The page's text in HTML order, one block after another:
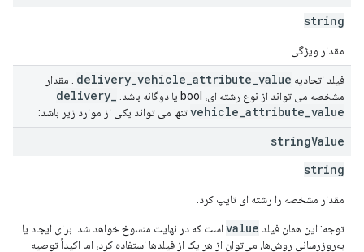
string
مقدار ویژگی
فیلد اتحادیه delivery vehicle attribute value
. مقدار
مشخصه می تواند از نوع رشته ای، bool یا دوگانه باشد.
delivery
vehicle attribute value تنها می تواند یکی از موارد زیر باشد:
stringValue
string
مقدار مشخصه را رشته ای تایپ کرد.
توجه: این همان فیلد value است که در نهایت منسوخ خواهد شد. برای ایجاد یا
به‌روزرسانی روش‌ها، می‌توان از هر یک از فیلدها استفاده کرد، اما اکیداً توصیه